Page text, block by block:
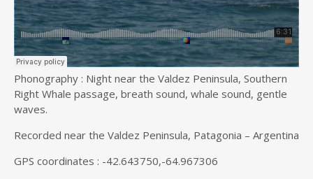
Phonography : Night near the Valdez Peninsula, Southern
Right Whale passage, breath sound, whale sound, gentle
waves.
Recorded near the Valdez Peninsula, Patagonia – Argentina
GPS coordinates : -42.643750,-64.967306